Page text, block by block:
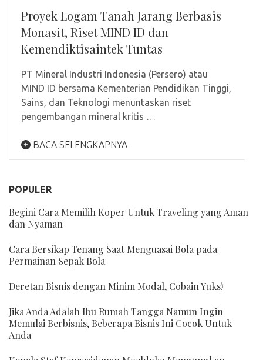
Proyek Logam Tanah Jarang Berbasis
Monasit, Riset MIND ID dan
Kemendiktisaintek Tuntas
PT Mineral Industri Indonesia (Persero) atau
MIND ID bersama Kementerian Pendidikan Tinggi,
Sains, dan Teknologi menuntaskan riset
pengembangan mineral kritis …
BACA SELENGKAPNYA
POPULER
Begini Cara Memilih Koper Untuk Traveling yang Aman
dan Nyaman
Cara Bersikap Tenang Saat Menguasai Bola pada
Permainan Sepak Bola
Deretan Bisnis dengan Minim Modal, Cobain Yuks!
Jika Anda Adalah Ibu Rumah Tangga Namun Ingin
Memulai Berbisnis, Beberapa Bisnis Ini Cocok Untuk
Anda